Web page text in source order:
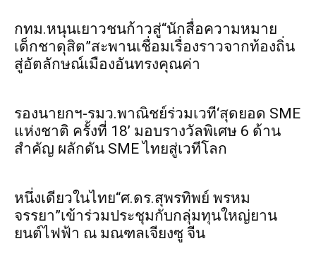
กทม.หนุนเยาวชนก้าวสู่“นักสื่อความหมาย
เด็กชาดุสิต”สะพานเชื่อมเรื่องราวจากท้องถิ่น
สู่อัตลักษณ์เมืองอันทรงคุณค่า
รองนายกฯ-รมว.พาณิชย์ร่วมเวที‘สุดยอด SME
แห่งชาติ ครั้งที่ 18’ มอบรางวัลพิเศษ 6 ด้าน
สำคัญ ผลักดัน SME ไทยสู่เวทีโลก
หนึ่งเดียวในไทย“ศ.ดร.สุพรทิพย์ พรหม
จรรยา”เข้าร่วมประชุมกับกลุ่มทุนใหญ่ยาน
ยนต์ไฟฟ้า ณ มณฑลเจียงซู จีน